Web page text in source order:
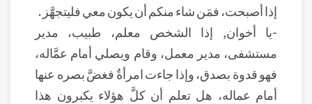
إذا أصبحت، فمَن شاء منكم أن يكون معي فليتجهَّز .
-يا أخوان, إذا الشخص معلم، طبيب، مدير
مستشفى، مدير معمل، وقام ويصلي أمام عمَّاله،
فهو قدوة بصدق، وإذا جاءت امرأةٌ فغضَّ بصره عنها
أمام عماله، هل تعلم أن كلَّ هؤلاء يكبرون هذا